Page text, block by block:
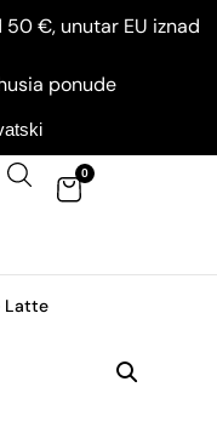
€, unutar EU iznad
ponude
0
Latte